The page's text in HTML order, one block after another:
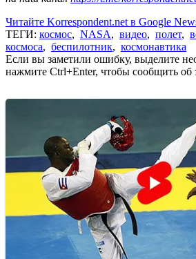
Читайте Korrespondent.net в Google
ТЕГИ: космос, NASA, видео, полет,
космоса, беспилотник, космонавтика
Если вы заметили ошибку, выделите
нажмите Ctrl+Enter, чтобы сообщить об